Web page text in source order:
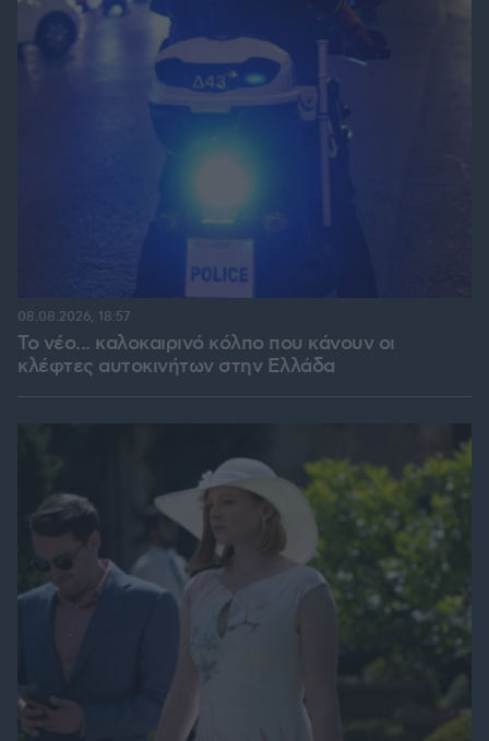
Το νέο... καλοκαιρινό κόλπο που κάνουν οι
κλέφτες αυτοκινήτων στην Ελλάδα
08.08.2026, 18:57